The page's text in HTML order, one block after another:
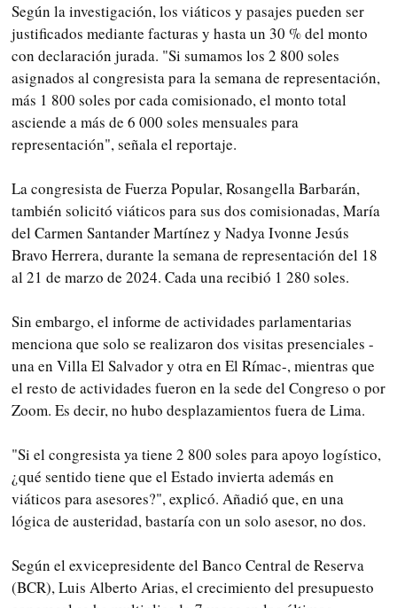
Según la investigación, los viáticos y pasajes pueden ser
justificados mediante facturas y hasta un 30 % del monto
con declaración jurada. "Si sumamos los 2 800 soles
asignados al congresista para la semana de representación,
más 1 800 soles por cada comisionado, el monto total
asciende a más de 6 000 soles mensuales para
representación", señala el reportaje.
La congresista de Fuerza Popular, Rosangella Barbarán,
también solicitó viáticos para sus dos comisionadas, María
del Carmen Santander Martínez y Nadya Ivonne Jesús
Bravo Herrera, durante la semana de representación del 18
al 21 de marzo de 2024. Cada una recibió 1 280 soles.
Sin embargo, el informe de actividades parlamentarias
menciona que solo se realizaron dos visitas presenciales -
una en Villa El Salvador y otra en El Rímac-, mientras que
el resto de actividades fueron en la sede del Congreso o por
Zoom. Es decir, no hubo desplazamientos fuera de Lima.
"Si el congresista ya tiene 2 800 soles para apoyo logístico,
¿qué sentido tiene que el Estado invierta además en
viáticos para asesores?", explicó. Añadió que, en una
lógica de austeridad, bastaría con un solo asesor, no dos.
Según el exvicepresidente del Banco Central de Reserva
(BCR), Luis Alberto Arias, el crecimiento del presupuesto